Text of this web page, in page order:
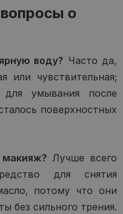
о
воду? Часто да,
или чувствительная;
для умывания после
поверхностных
Лучше всего
для снятия
потому что они
без сильного трения.